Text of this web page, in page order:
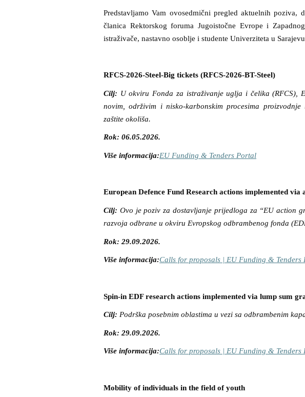
Predstavljamo Vam ovosedmični pregled aktuelnih poziva,
članica Rektorskog foruma Jugoistočne Evrope i
istraživače, nastavno osoblje i studente Univerziteta u
RFCS-2026-Steel-Big tickets (RFCS-2026-BT-Steel)
Cilj: U okviru Fonda za istraživanje uglja i čelika (RFCS),
novim, održivim i nisko-karbonskim procesima
zaštite okoliša.
Rok: 06.05.2026.
Više informacija:EU Funding & Tenders Portal
European Defence Fund Research actions implemented
Cilj: Ovo je poziv za dostavljanje prijedloga za “EU action
razvoja odbrane u okviru Evropskog odbrambenog fonda
Rok: 29.09.2026.
Više informacija:Calls for proposals | EU Funding & Tenders
Spin-in EDF research actions implemented via lump sum
Cilj: Podrška posebnim oblastima u vezi sa odbrambenim
Rok: 29.09.2026.
Više informacija:Calls for proposals | EU Funding & Tenders
Mobility of individuals in the field of youth